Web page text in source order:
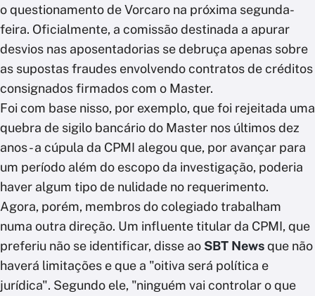
o questionamento de Vorcaro na próxima segunda-
feira. Oficialmente, a comissão destinada a apurar
desvios nas aposentadorias se debruça apenas sobre
as supostas fraudes envolvendo contratos de créditos
consignados firmados com o Master.
Foi com base nisso, por exemplo, que foi rejeitada uma
quebra de sigilo bancário do Master nos últimos dez
anos - a cúpula da CPMI alegou que, por avançar para
um período além do escopo da investigação, poderia
haver algum tipo de nulidade no requerimento.
Agora, porém, membros do colegiado trabalham
numa outra direção. Um influente titular da CPMI, que
preferiu não se identificar, disse ao SBT Newsque não
haverá limitações e que a "oitiva será política e
jurídica". Segundo ele, "ninguém vai controlar o que